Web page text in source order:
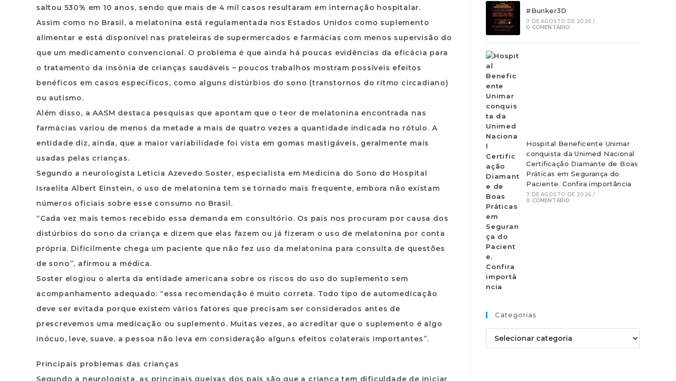
saltou 530% em 10 anos, sendo que mais de 4 mil casos resultaram em internação hospitalar.
Assim como no Brasil, a melatonina está regulamentada nos Estados Unidos como suplemento
alimentar e está disponível nas prateleiras de supermercados e farmácias com menos supervisão do
que um medicamento convencional. O problema é que ainda há poucas evidências da eficácia para
o tratamento da insônia de crianças saudáveis – poucos trabalhos mostram possíveis efeitos
benéficos em casos específicos, como alguns distúrbios do sono (transtornos do ritmo circadiano)
ou autismo.
Além disso, a AASM destaca pesquisas que apontam que o teor de melatonina encontrada nas
farmácias variou de menos da metade a mais de quatro vezes a quantidade indicada no rótulo. A
entidade diz, ainda, que a maior variabilidade foi vista em gomas mastigáveis, geralmente mais
usadas pelas crianças.
Segundo a neurologista Leticia Azevedo Soster, especialista em Medicina do Sono do Hospital
Israelita Albert Einstein, o uso de melatonina tem se tornado mais frequente, embora não existam
números oficiais sobre esse consumo no Brasil.
“Cada vez mais temos recebido essa demanda em consultório. Os pais nos procuram por causa dos
distúrbios do sono da criança e dizem que elas fazem ou já fizeram o uso de melatonina por conta
própria. Dificilmente chega um paciente que não fez uso da melatonina para consulta de questões
de sono”, afirmou a médica.
Soster elogiou o alerta da entidade americana sobre os riscos do uso do suplemento sem
acompanhamento adequado: “essa recomendação é muito correta. Todo tipo de automedicação
deve ser evitada porque existem vários fatores que precisam ser considerados antes de
prescrevemos uma medicação ou suplemento. Muitas vezes, ao acreditar que o suplemento é algo
inócuo, leve, suave, a pessoa não leva em consideração alguns efeitos colaterais importantes”.
Principais problemas das crianças
Segundo a neurologista, as principais queixas dos pais são que a criança tem dificuldade de iniciar
#Bunker3D
7 DE AGOSTO DE 2026 /
0 COMENTÁRIO
Hospital Beneficente Unimar
conquista da Unimed Nacional
Certificação Diamante de Boas
Práticas em Segurança do
Paciente. Confira importância
7 DE AGOSTO DE 2026 /
0 COMENTÁRIO
Categorias